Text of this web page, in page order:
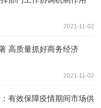
2021-11-02
高质量抓好商务经济
2021-11-02
有效保障疫情期间市场供